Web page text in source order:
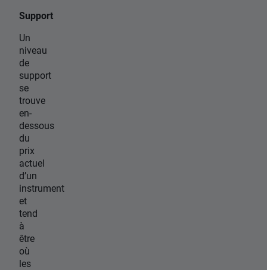
Support
Un
niveau
de
support
se
trouve
en-
dessous
du
prix
actuel
d’un
instrument
et
tend
à
être
où
les